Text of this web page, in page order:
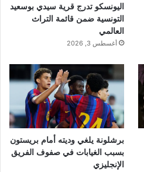
اليونسكو تدرج قرية سيدي بوسعيد
التونسية ضمن قائمة التراث
العالمي
أغسطس 3, 2026
برشلونة يلغي وديته أمام بريستون
بسبب الغيابات في صفوف الفريق
الإنجليزي